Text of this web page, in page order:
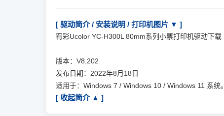
[ 驱动简介 / 安装说明 / 打印机图片 ▼ ]
宥彩Ucolor YC-H300L 80mm系列小票打印机驱动下载
版本：V8.202
发布日期：2022年8月18日
适用于：Windows 7 / Windows 10 / Windows 11 系统。
[ 收起简介 ▲ ]